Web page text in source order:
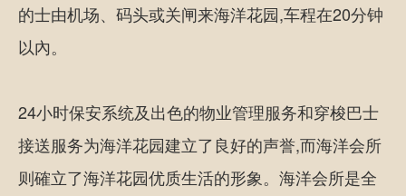
的士由机场、码头或关闸来海洋花园,车程在20分钟
以內。
24小时保安系统及出色的物业管理服务和穿梭巴士
接送服务为海洋花园建立了良好的声誉,而海洋会所
则確立了海洋花园优质生活的形象。海洋会所是全